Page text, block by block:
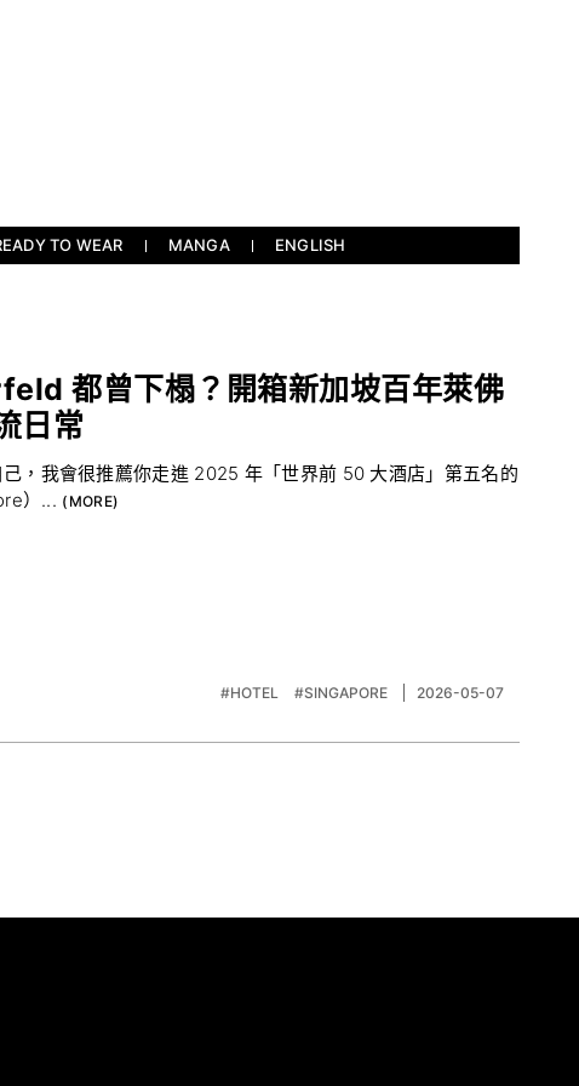
TO WEAR MANGA ENGLISH
都曾下榻？開箱新加坡百年萊佛
日常
，我會很推薦你走進 2025 年「世界前 50 大酒店」第五名的
）...
#HOTEL #SINGAPORE 2026-05-07